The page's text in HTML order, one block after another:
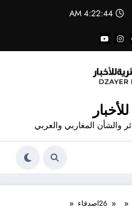
4:22:45 AM
والشأن المغاربي والعربي
26اصدقاء